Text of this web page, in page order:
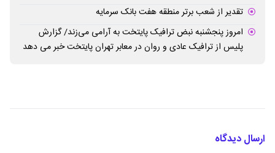
تقدیر از شعب برتر منطقه هفت بانک سرمایه
امروز پنجشنبه نبض ترافیک پایتخت به آرامی می‌زند/ گزارش
پلیس از ترافیک عادی و روان در معابر تهران پایتخت خبر می دهد
ارسال دیدگاه